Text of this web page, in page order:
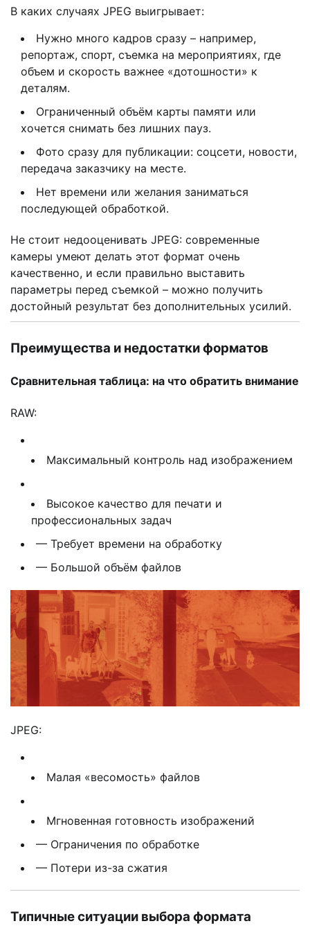
В каких случаях JPEG выигрывает:
Нужно много кадров сразу – например,
репортаж, спорт, съемка на мероприятиях, где
объем и скорость важнее «дотошности» к
деталям.
Ограниченный объём карты памяти или
хочется снимать без лишних пауз.
Фото сразу для публикации: соцсети, новости,
передача заказчику на месте.
Нет времени или желания заниматься
последующей обработкой.
Не стоит недооценивать JPEG: современные
камеры умеют делать этот формат очень
качественно, и если правильно выставить
параметры перед съемкой – можно получить
достойный результат без дополнительных усилий.
Преимущества и недостатки форматов
Сравнительная таблица: на что обратить внимание
RAW:
Максимальный контроль над изображением
Высокое качество для печати и
профессиональных задач
— Требует времени на обработку
— Большой объём файлов
JPEG:
Малая «весомость» файлов
Мгновенная готовность изображений
— Ограничения по обработке
— Потери из-за сжатия
Типичные ситуации выбора формата